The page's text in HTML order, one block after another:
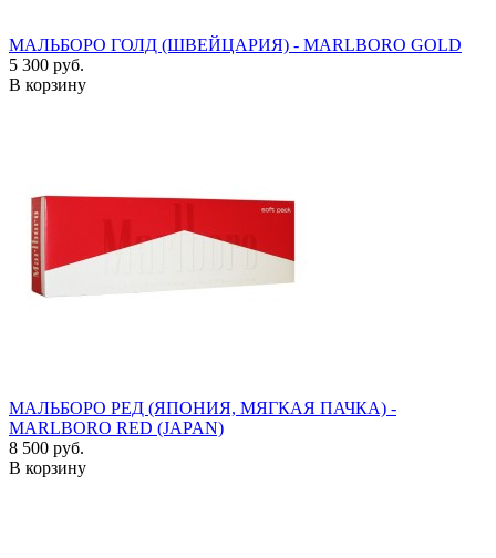
МАЛЬБОРО ГОЛД (ШВЕЙЦАРИЯ) - MARLBORO GOLD
5 300 руб.
В корзину
МАЛЬБОРО РЕД (ЯПОНИЯ, МЯГКАЯ ПАЧКА) -
MARLBORO RED (JAPAN)
8 500 руб.
В корзину